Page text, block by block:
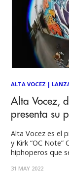
ALTA VOCEZ |
Alta Vocez,
presenta su
Alta Vocez es el
y Kirk “OC
hiphoperos que
mirada a la
31 MAY 2022